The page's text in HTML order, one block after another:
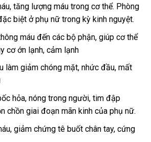
tăng lượng máu trong cơ thể. Phòng
biệt ở phụ nữ trong kỳ kinh nguyệt.
máu đến các bộ phận, giúp cơ thể
cơ ớn lạnh, cảm lạnh
làm giảm chóng mặt, nhức đầu, mất
hỏa, nóng trong người, tim đập
chồn giai đoạn mãn kinh của phụ nữ.
giảm chứng tê buốt chân tay, cứng